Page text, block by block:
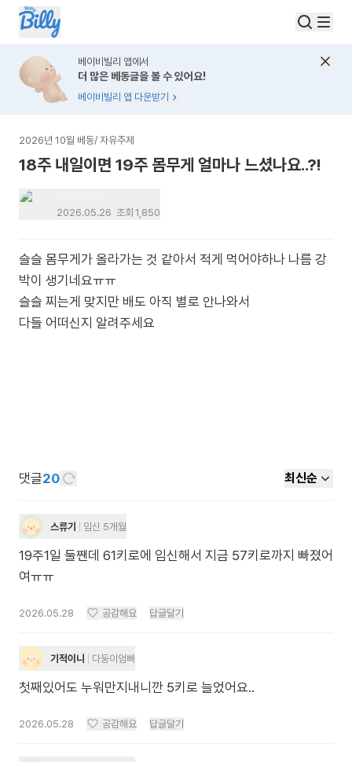
베이비빌리 앱에서
더 많은 베동글을 볼 수 있어요!
베이비빌리 앱 다운받기
2026년 10월 베동/ 자유주제
18주 내일이면 19주 몸무게 얼마나 느셨나요..?!
2026.05.26 조회 1,850
슬슬 몸무게가 올라가는 것 같아서 적게 먹어야하나 나름 강
박이 생기네요ㅠㅠ
슬슬 찌는게 맞지만 배도 아직 별로 안나와서
다들 어떠신지 알려주세요
댓글20 최신순
스류기 임신 5개월
19주1일 둘짼데 61키로에 임신해서 지금 57키로까지 빠졌어
여ㅠㅠ
2026.05.28 공감해요 답글달기
기적이니 다둥이엄빠
첫째있어도 누워만지내니깐 5키로 늘었어요..
2026.05.28 공감해요 답글달기